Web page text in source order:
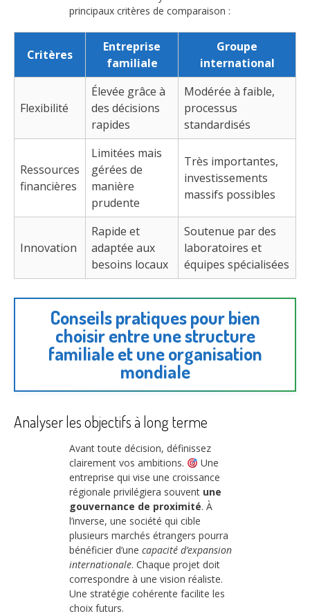
principaux critères de comparaison :
Critères
Entreprise
familiale
Groupe
international
Flexibilité
Élevée grâce à
des décisions
rapides
Modérée à faible,
processus
standardisés
Ressources
financières
Limitées mais
gérées de
manière
prudente
Très importantes,
investissements
massifs possibles
Innovation
Rapide et
adaptée aux
besoins locaux
Soutenue par des
laboratoires et
équipes spécialisées
Conseils pratiques pour bien
choisir entre une structure
familiale et une organisation
mondiale
Analyser les objectifs à long terme
Avant toute décision, définissez
clairement vos ambitions.
Une
entreprise qui vise une croissance
régionale privilégiera souvent une
gouvernance de proximité. À
l’inverse, une société qui cible
plusieurs marchés étrangers pourra
bénéficier d’une capacité d’expansion
internationale. Chaque projet doit
correspondre à une vision réaliste.
Une stratégie cohérente facilite les
choix futurs.